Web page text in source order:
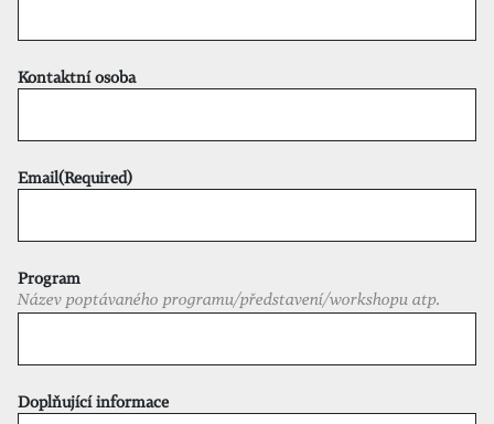
Kontaktní osoba
Email(Required)
Program
Název poptávaného programu/představení/workshopu atp.
Doplňující informace